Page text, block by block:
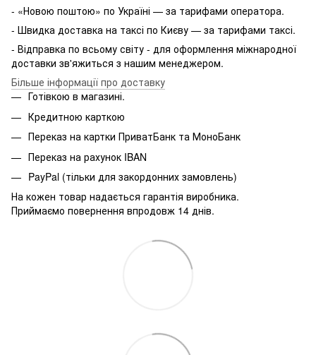
- «Новою поштою» по Україні — за тарифами оператора.
- Швидка доставка на таксі по Києву — за тарифами таксі.
- Відправка по всьому світу - для оформлення міжнародної
доставки зв'яжиться з нашим менеджером.
Більше інформації про доставку
Готівкою в магазині.
Кредитною карткою
Переказ на картки ПриватБанк та МоноБанк
Переказ на рахунок IBAN
PayPal (тільки для закордонних замовлень)
На кожен товар надається гарантія виробника.
Приймаємо повернення впродовж 14 днів.